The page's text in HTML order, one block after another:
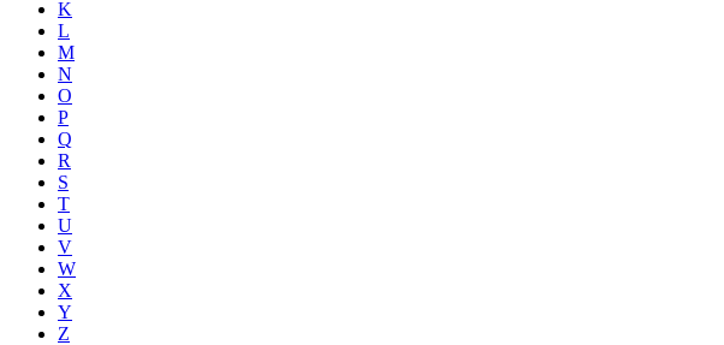
K
L
M
N
O
P
Q
R
S
T
U
V
W
X
Y
Z